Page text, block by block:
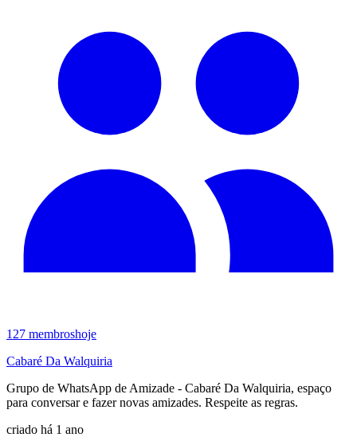
127 membroshoje
Cabaré Da Walquiria
Grupo de WhatsApp de Amizade - Cabaré Da Walquiria, espaço
para conversar e fazer novas amizades. Respeite as regras.
criado há 1 ano